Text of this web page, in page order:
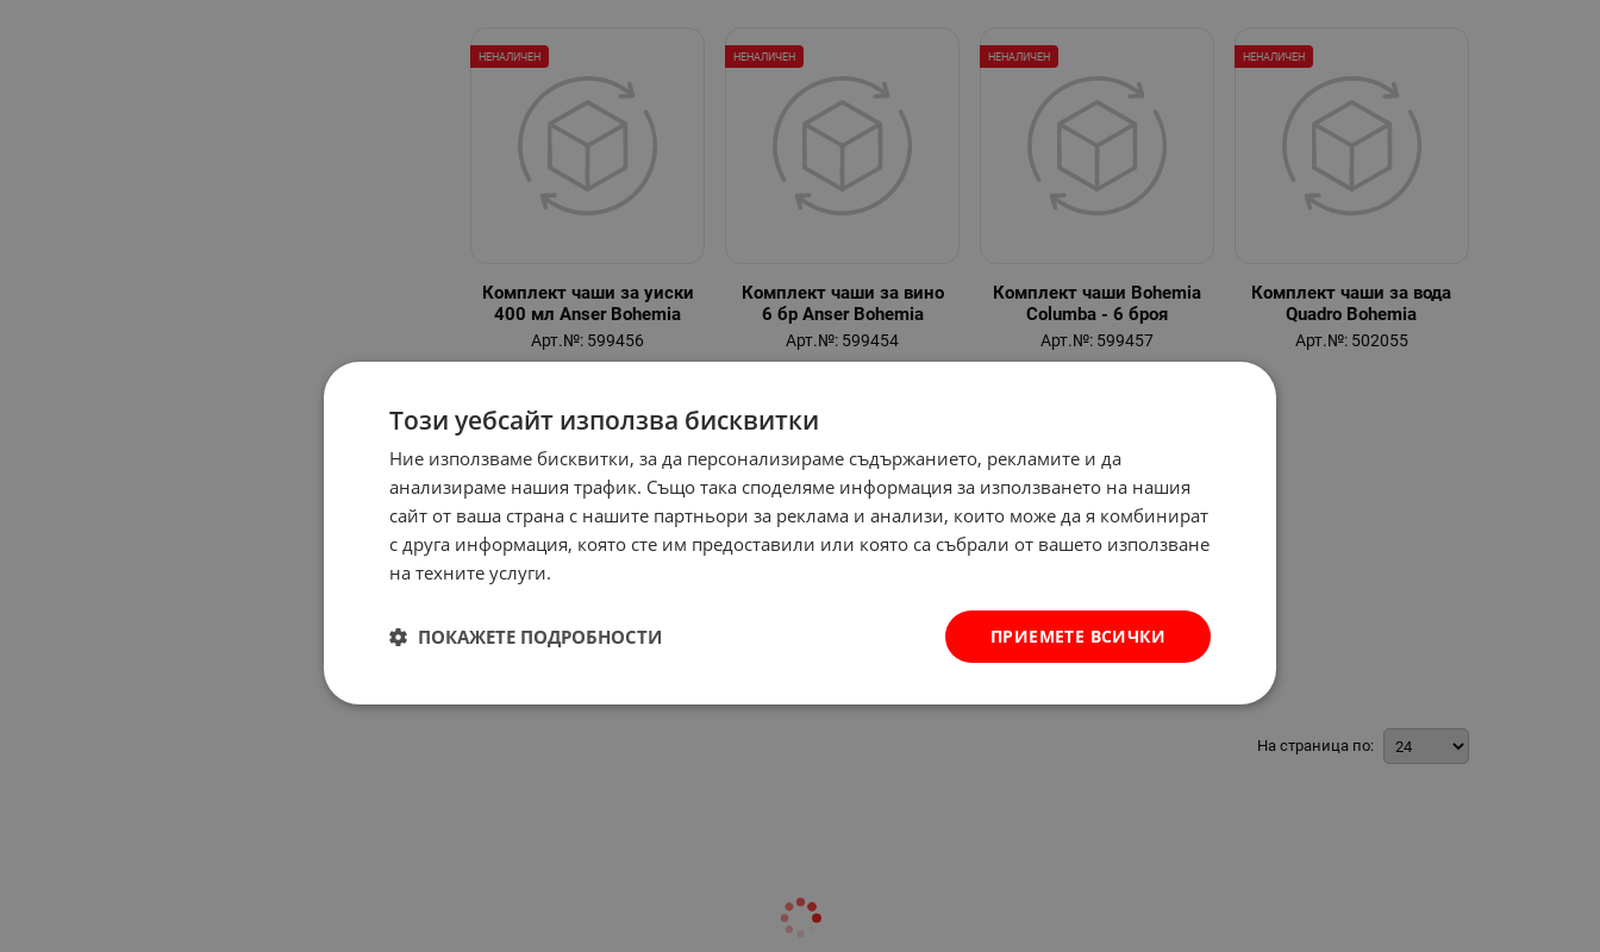
Комплект чаши за уиски
400 мл Anser Bohemia
Арт.№: 599456
НЕНАЛИЧЕН
Комплект чаши за вино
6 бр Anser Bohemia
Арт.№: 599454
НЕНАЛИЧЕН
Комплект чаши Bohemia
Columba - 6 броя
Арт.№: 599457
НЕНАЛИЧЕН
Комплект чаши за вода
Quadro Bohemia
Арт.№: 502055
НЕНАЛИЧЕН
Комплект чаши за уиски
На страница по:
Този уебсайт използва бисквитки
Ние използваме бисквитки, за да персонализираме съдържанието, рекламите и да
анализираме нашия трафик. Също така споделяме информация за използването на нашия
сайт от ваша страна с нашите партньори за реклама и анализи, които може да я комбинират
с друга информация, която сте им предоставили или която са събрали от вашето използване
на техните услуги.
ПРИЕМЕТЕ ВСИЧКИ
ПОКАЖЕТЕ ПОДРОБНОСТИ